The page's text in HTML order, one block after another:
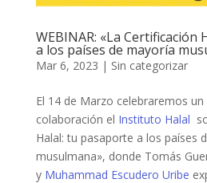
WEBINAR: «La Certificación
a los países de mayoría
Mar 6, 2023 | Sin categorizar
El 14 de Marzo celebraremos
colaboración el Instituto Halal
Halal: tu pasaporte a los países
musulmana», donde Tomás
y Muhammad Escudero Uribe